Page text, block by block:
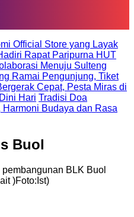
Official Store yang Layak
Rapat Paripurna HUT
Menuju Sulteng
Ramai Pengunjung, Tiket
Cepat, Pesta Miras di
Hari Tradisi Doa
Budaya dan Rasa
Buol